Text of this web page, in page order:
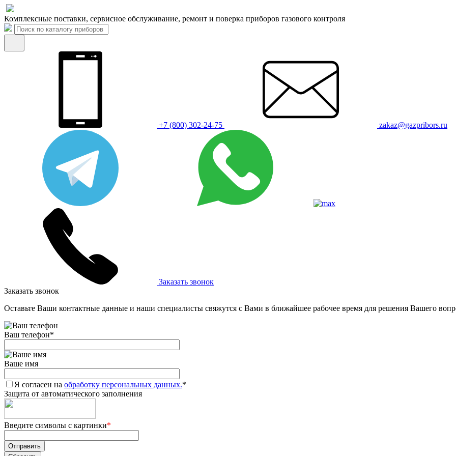
Комплексные поставки, сервисное обслуживание, ремонт и поверка приборов газового контроля
+7 (800) 302-24-75 zakaz@gazpribors.ru
Заказать звонок
Заказать звонок
Оставьте Ваши контактные данные и наши специалисты свяжутся с Вами в ближайшее рабочее время для решения Вашего
Ваш телефон*
Ваше имя
Я согласен на обработку персональных данных.*
Защита от автоматического заполнения
Введите символы с картинки*